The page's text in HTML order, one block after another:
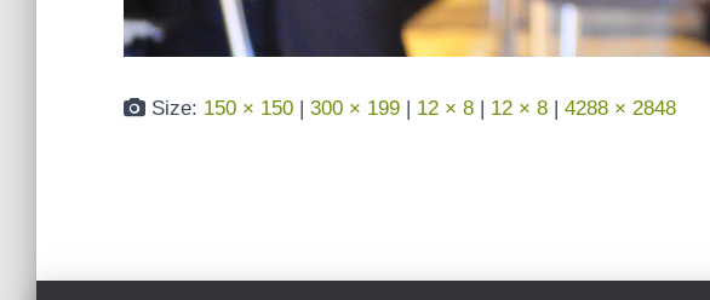
Size: 150 × 150 300 × 199 12 × 8 12 × 8 4288 × 2848